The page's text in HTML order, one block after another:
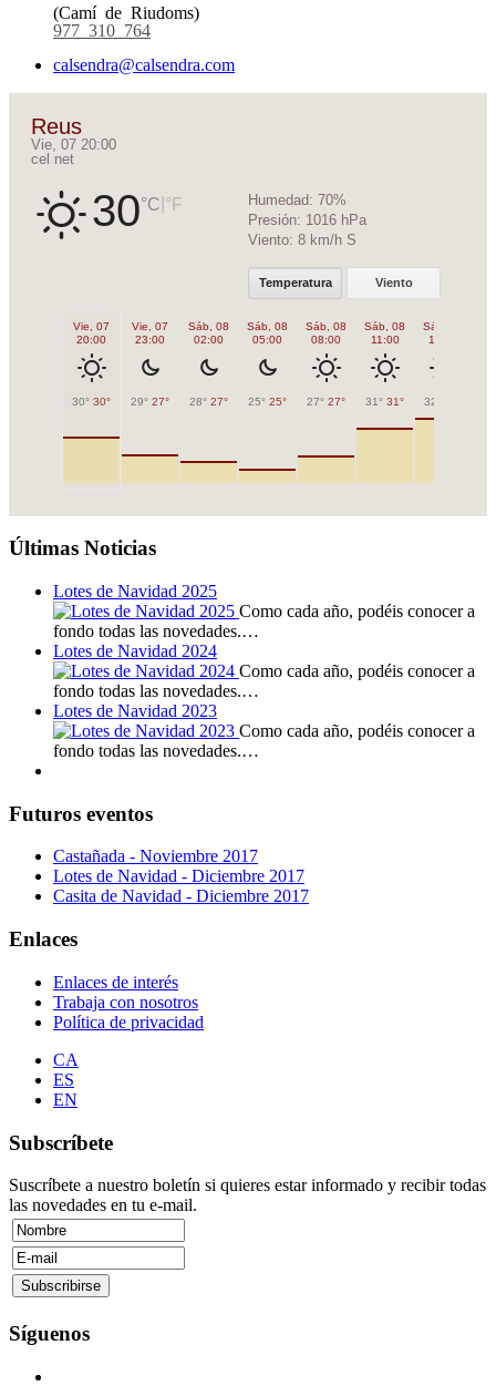
(Camí de Riudoms)
977 310 764
calsendra@calsendra.com
Reus
Vie, 07 20:00
cel net
30°C °F Humedad: 70%
Presión: 1016 hPa
Viento: 8 km/h S
Temperatura Viento
Vie, 07
20:00
30° 30°
Vie, 07
23:00
29° 27°
Sáb, 08
02:00
28° 27°
Sáb, 08
05:00
25° 25°
Sáb, 08
08:00
27° 27°
Sáb, 08
11:00
31° 31°
Sáb, 08
14:00
32°
Últimas Noticias
Lotes de Navidad 2025
Como cada año, podéis conocer a
fondo todas las novedades.…
Lotes de Navidad 2024
Como cada año, podéis conocer a
fondo todas las novedades.…
Lotes de Navidad 2023
Como cada año, podéis conocer a
fondo todas las novedades.…
Futuros eventos
Castañada - Noviembre 2017
Lotes de Navidad - Diciembre 2017
Casita de Navidad - Diciembre 2017
Enlaces
Enlaces de interés
Trabaja con nosotros
Política de privacidad
CA
ES
EN
Subscríbete
Suscríbete a nuestro boletín si quieres estar informado y recibir todas
las novedades en tu e-mail.
Síguenos